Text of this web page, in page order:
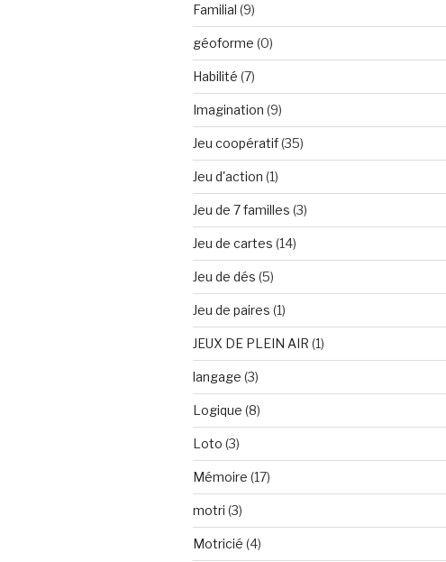
Familial (9)
géoforme (0)
Habilité (7)
Imagination (9)
Jeu coopératif(35)
Jeu d'action (1)
Jeu de 7 familles (3)
Jeu de cartes (14)
Jeu de dés (5)
Jeu de paires (1)
JEUX DE PLEIN AIR (1)
langage (3)
Logique (8)
Loto (3)
Mémoire (17)
motri (3)
Motricié (4)